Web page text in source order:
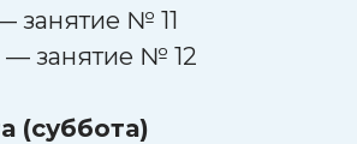
— занятие № 11
— занятие № 12
(суббота)